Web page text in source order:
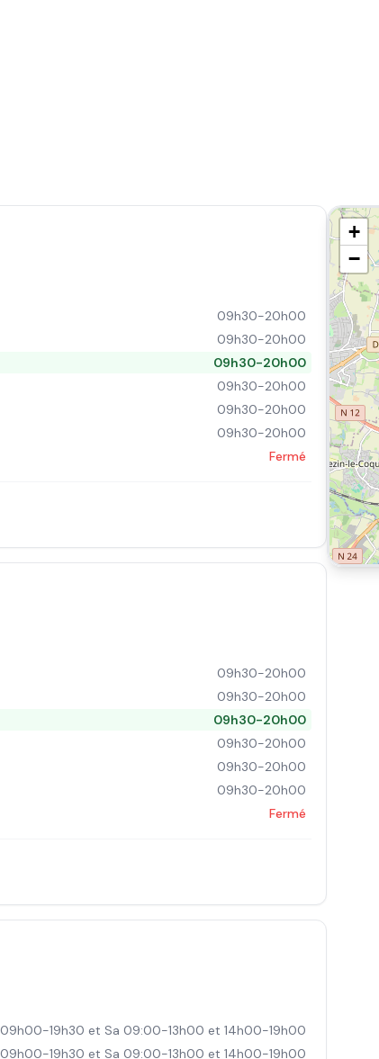
09h30-20h00
09h30-20h00
09h30-20h00
09h30-20h00
09h30-20h00
09h30-20h00
Fermé
09h30-20h00
09h30-20h00
09h30-20h00
09h30-20h00
09h30-20h00
09h30-20h00
Fermé
09h00-19h30 et Sa 09:00-13h00 et 14h00-19h00
09h00-19h30 et Sa 09:00-13h00 et 14h00-19h00
+
−